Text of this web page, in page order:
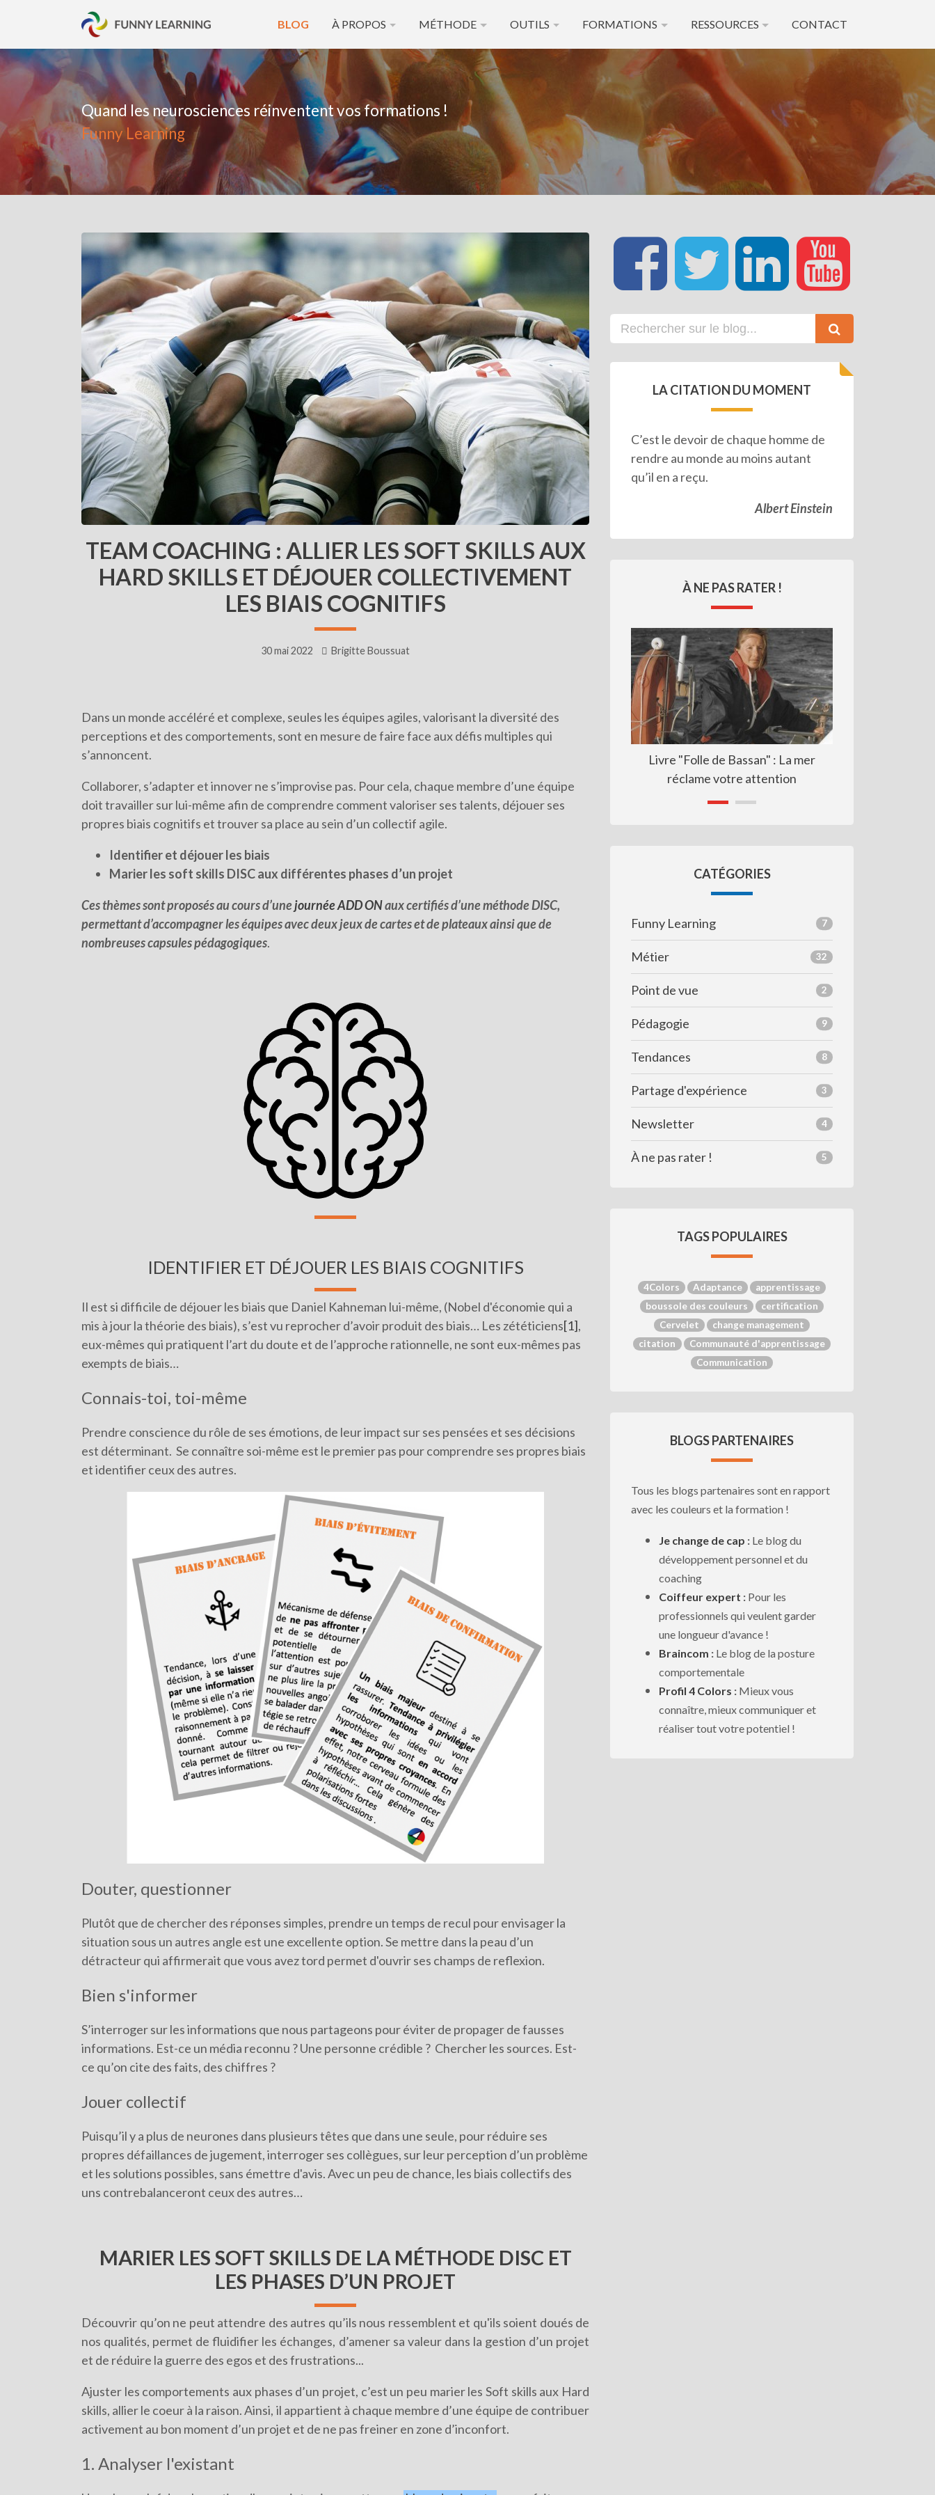
BLOG À PROPOS MÉTHODE OUTILS FORMATIONS RESSOURCES CONTACT
Quand les neurosciences réinventent vos formations !
Funny Learning
TEAM COACHING : ALLIER LES SOFT SKILLS AUX
HARD SKILLS ET DÉJOUER COLLECTIVEMENT
LES BIAIS COGNITIFS
30 mai 2022 Brigitte Boussuat
Dans un monde accéléré et complexe, seules les équipes agiles, valorisant la diversité des
perceptions et des comportements, sont en mesure de faire face aux défis multiples qui
s’annoncent.
Collaborer, s’adapter et innover ne s’improvise pas. Pour cela, chaque membre d’une équipe
doit travailler sur lui-même afin de comprendre comment valoriser ses talents, déjouer ses
propres biais cognitifs et trouver sa place au sein d’un collectif agile.
Identifier et déjouer les biais
Marier les soft skills DISC aux différentes phases d’un projet
Ces thèmes sont proposés au cours d’unejournée ADD ONaux certifiés d’une méthode DISC,
permettant d’accompagner les équipes avec deux jeux de cartes et de plateaux ainsi que de
nombreuses capsules pédagogiques.
IDENTIFIER ET DÉJOUER LES BIAIS COGNITIFS
Il est si difficile de déjouer les biais que Daniel Kahneman lui-même, (Nobel d'économie qui a
mis à jour la théorie des biais), s’est vu reprocher d’avoir produit des biais… Les zététiciens[1],
eux-mêmes qui pratiquent l’art du doute et de l’approche rationnelle, ne sont eux-mêmes pas
exempts de biais…
Connais-toi, toi-même
Prendre conscience du rôle de ses émotions, de leur impact sur ses pensées et ses décisions
est déterminant. Se connaître soi-même est le premier pas pour comprendre ses propres biais
et identifier ceux des autres.
Douter, questionner
Plutôt que de chercher des réponses simples, prendre un temps de recul pour envisager la
situation sous un autres angle est une excellente option. Se mettre dans la peau d’un
détracteur qui affirmerait que vous avez tord permet d'ouvrir ses champs de reflexion.
Bien s'informer
S’interroger sur les informations que nous partageons pour éviter de propager de fausses
informations. Est-ce un média reconnu ? Une personne crédible ? Chercher les sources. Est-
ce qu’on cite des faits, des chiffres ?
Jouer collectif
Puisqu’il y a plus de neurones dans plusieurs têtes que dans une seule, pour réduire ses
propres défaillances de jugement, interroger ses collègues, sur leur perception d’un problème
et les solutions possibles, sans émettre d'avis. Avec un peu de chance, les biais collectifs des
uns contrebalanceront ceux des autres…
MARIER LES SOFT SKILLS DE LA MÉTHODE DISC ET
LES PHASES D’UN PROJET
Découvrir qu’on ne peut attendre des autres qu’ils nous ressemblent et qu'ils soient doués de
nos qualités, permet de fluidifier les échanges, d’amener sa valeur dans la gestion d’un projet
et de réduire la guerre des egos et des frustrations...
Ajuster les comportements aux phases d’un projet, c’est un peu marier les Soft skills aux Hard
skills, allier le coeur à la raison. Ainsi, il appartient à chaque membre d’une équipe de contribuer
activement au bon moment d’un projet et de ne pas freiner en zone d’inconfort.
1. Analyser l'existant
LA CITATION DU MOMENT
C’est le devoir de chaque homme de
rendre au monde au moins autant
qu’il en a reçu.
Albert Einstein
À NE PAS RATER !
Livre "Folle de Bassan" : La mer
réclame votre attention
Resp formation : voie sans
CATÉGORIES
Funny Learning 7
Métier 32
Point de vue 2
Pédagogie 9
Tendances 8
Partage d'expérience 3
Newsletter 4
À ne pas rater ! 5
TAGS POPULAIRES
4Colors Adaptance
apprentissage
boussole des couleurs
certification
Cervelet
change management
citation
Communauté d'apprentissage
Communication
BLOGS PARTENAIRES
Tous les blogs partenaires sont en rapport
avec les couleurs et la formation !
Je change de cap : Le blog du
développement personnel et du
coaching
Coiffeur expert : Pour les
professionnels qui veulent garder
une longueur d'avance !
Braincom : Le blog de la posture
comportementale
Profil 4 Colors : Mieux vous
connaître, mieux communiquer et
réaliser tout votre potentiel !